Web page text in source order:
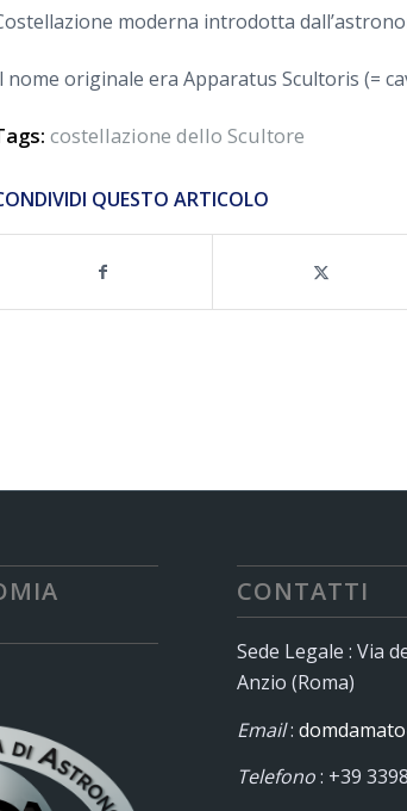
moderna introdotta
nome originale era Apparatus Scultoris (=
costellazione dello Scultore
QUESTO ARTICOLO
CONTATTI
Sede Legale : Via
Anzio (Roma)
Email:
Telefono: +39